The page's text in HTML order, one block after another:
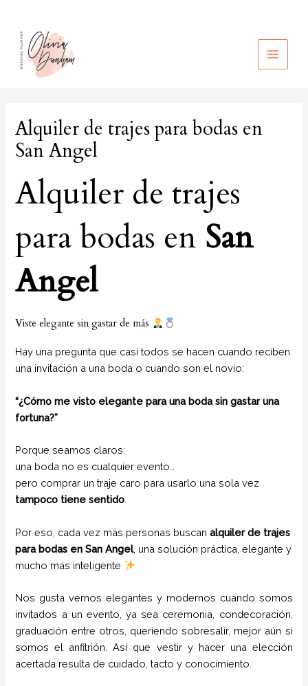
contenido
MAIN
Alquiler de trajes para bodas en
San Angel
Alquiler de trajes
para bodas en San
Angel
Viste elegante sin gastar de más
Hay una pregunta que casi todos se hacen cuando reciben
una invitación a una boda o cuando son el novio:
“¿Cómo me visto elegante para una boda sin gastar una
fortuna?”
Porque seamos claros:
una boda no es cualquier evento…
pero comprar un traje caro para usarlo una sola vez
tampoco tiene sentido
Por eso, cada vez más personas buscanalquiler de trajes
para bodas en San Angel, una solución práctica, elegante y
mucho más inteligente
Nos gusta vernos elegantes y modernos cuando somos
invitados a un evento, ya sea ceremonia, condecoración,
graduación entre otros, queriendo sobresalir, mejor aún si
somos el anfitrión. Así que vestir y hacer una elección
acertada resulta de cuidado, tacto y conocimiento.